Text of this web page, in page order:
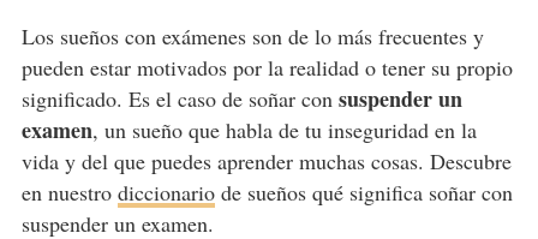
Los sueños con exámenes son de lo más frecuentes y
pueden estar motivados por la realidad o tener su propio
significado. Es el caso de soñar con suspender un
examen, un sueño que habla de tu inseguridad en la
vida y del que puedes aprender muchas cosas. Descubre
en nuestro diccionariode sueños qué significa soñar con
suspender un examen.